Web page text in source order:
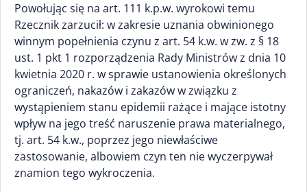
Powołując się na art. 111 k.p.w. wyrokowi temu
Rzecznik zarzucił: w zakresie uznania obwinionego
winnym popełnienia czynu z art. 54 k.w. w zw. z § 18
ust. 1 pkt 1 rozporządzenia Rady Ministrów z dnia 10
kwietnia 2020 r. w sprawie ustanowienia określonych
ograniczeń, nakazów i zakazów w związku z
wystąpieniem stanu epidemii rażące i mające istotny
wpływ na jego treść naruszenie prawa materialnego,
tj. art. 54 k.w., poprzez jego niewłaściwe
zastosowanie, albowiem czyn ten nie wyczerpywał
znamion tego wykroczenia.